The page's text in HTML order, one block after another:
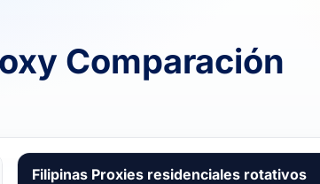
Comparación
Filipinas Proxies residenciales rotativos